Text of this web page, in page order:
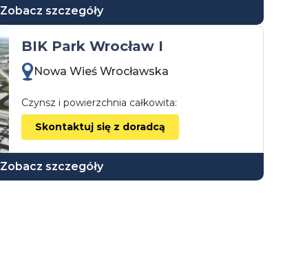
Zobacz szczegóły
BIK Park Wrocław I
Nowa Wieś Wrocławska
Czynsz i powierzchnia całkowita:
Skontaktuj się z doradcą
Zobacz szczegóły